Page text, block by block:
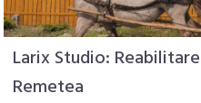
Larix Studio:
Remetea